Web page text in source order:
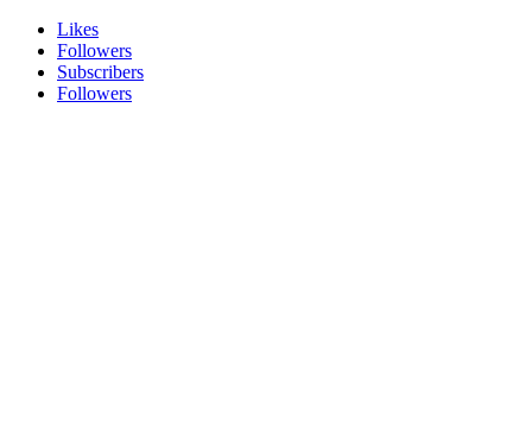
Likes
Followers
Subscribers
Followers